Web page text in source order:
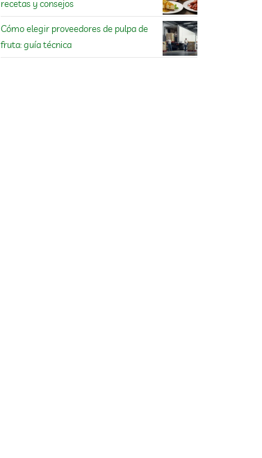
recetas y consejos
Cómo elegir proveedores de pulpa de
fruta: guía técnica